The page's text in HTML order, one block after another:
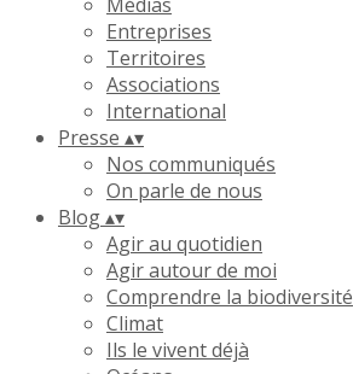
Entreprises
Territoires
Associations
International
Presse ▴▾
Nos communiqués
On parle de nous
Blog▴▾
Agir au quotidien
Agir autour de moi
Comprendre la biodiversité
Climat
Ils le vivent déjà